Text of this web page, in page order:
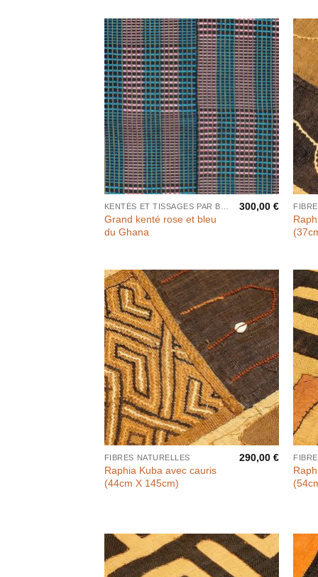
Grand kenté rose et bleu
du Ghana
300,00€
FIBRES NATURELLES
Raphia Kuba avec cauris
(44cm X 145cm)
290,00€